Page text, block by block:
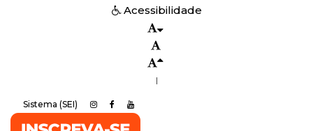
Acessibilidade
|
Sistema (SEI)